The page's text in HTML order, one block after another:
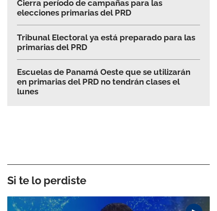
Cierra período de campañas para las
elecciones primarias del PRD
Tribunal Electoral ya está preparado para las
primarias del PRD
Escuelas de Panamá Oeste que se utilizarán
en primarias del PRD no tendrán clases el
lunes
Si te lo perdiste